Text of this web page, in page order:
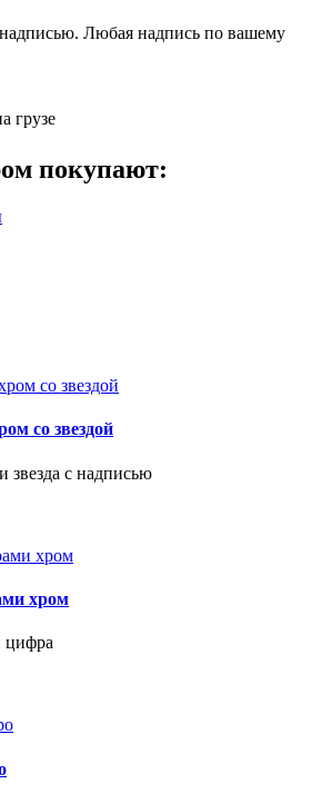
надписью. Любая надпись по вашему
грузе
покупают:
со звездой
звезда с надписью
хром
цифра